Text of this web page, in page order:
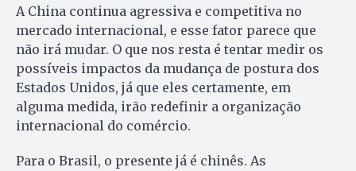
A China continua agressiva e competitiva no
mercado internacional, e esse fator parece que
não irá mudar. O que nos resta é tentar medir os
possíveis impactos da mudança de postura dos
Estados Unidos, já que eles certamente, em
alguma medida, irão redefinir a organização
internacional do comércio.
Para o Brasil, o presente já é chinês. As